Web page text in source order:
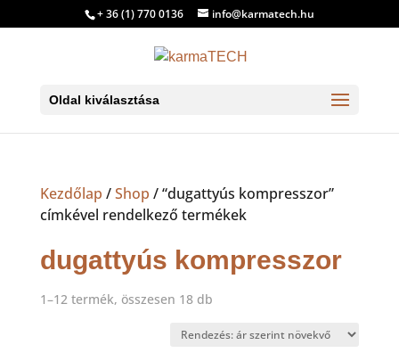
+ 36 (1) 770 0136 info@karmatech.hu
Oldal kiválasztása
Kezdőlap /Shop / “dugattyús kompresszor”
címkével rendelkező termékek
dugattyús kompresszor
1–12 termék, összesen 18 dbSorted
price: